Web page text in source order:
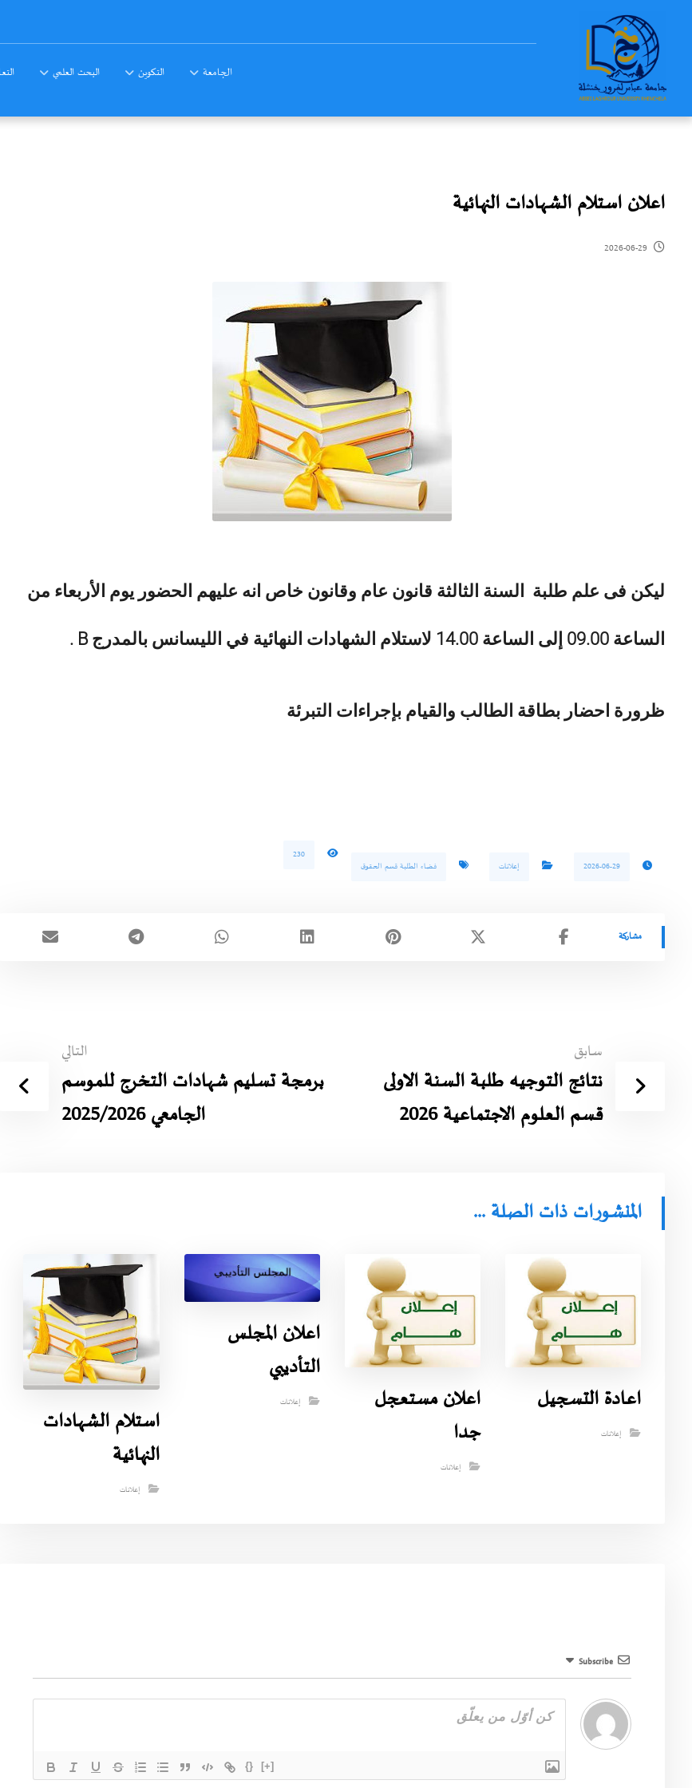
الجامعة التكوين البحث العلمي
اعلان استلام الشهادات النهائية
2026-06-29
ليكن فى علم طلبة السنة الثالثة قانون عام وقانون خاص انه عليهم الحضور يوم الأربعاء من
الساعة 09.00 إلى الساعة 14.00 لاستلام الشهادات النهائية في الليسانس بالمدرج B .
ظرورة احضار بطاقة الطالب والقيام بإجراءات التبرئة
2026-06-29 إعلانات فضاء الطلبة قسم الحقوق
230
سابق
نتائج التوجيه طلبة السنة الاولى
قسم العلوم الاجتماعية 2026
التالي
برمجة تسليم شهادات التخرج للموسم
الجامعي 2025/2026
المنشورات ذات الصلة ...
اعادة التسجيل
إعلانات
اعلان مستعجل
جدا
إعلانات
اعلان المجلس
التأديبي
إعلانات
استلام الشهادات
النهائية
إعلانات
Subscribe
{} [+]